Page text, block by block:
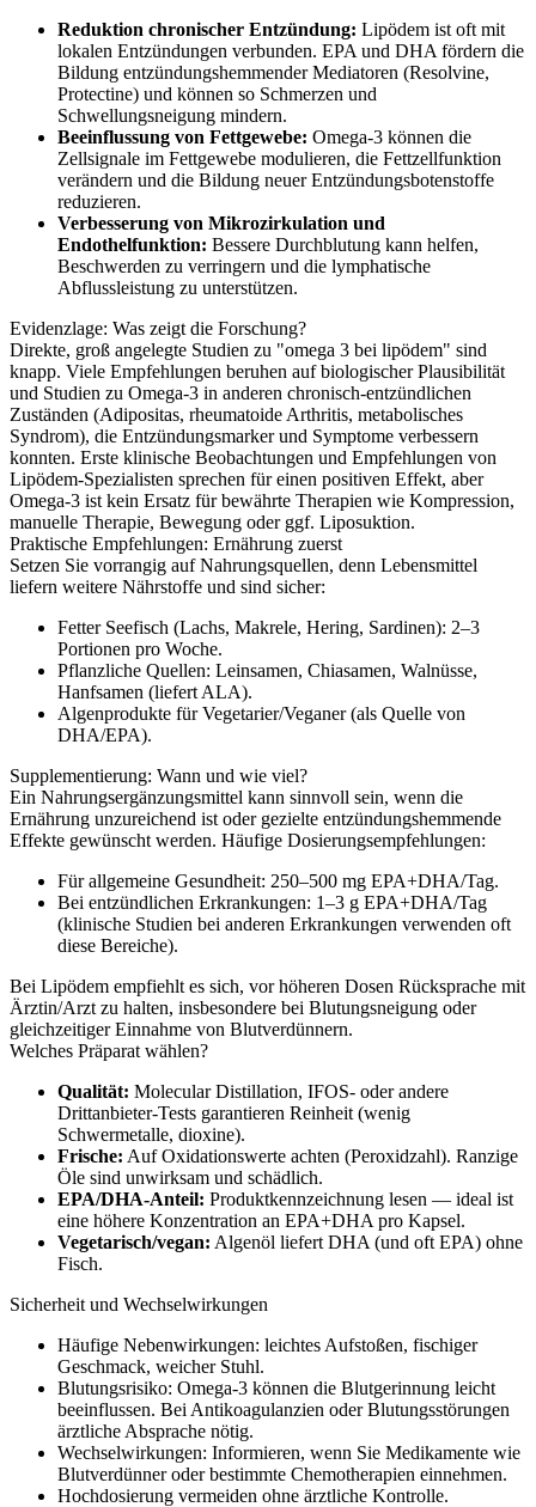
Reduktion chronischer Entzündung: Lipödem ist oft mit
lokalen Entzündungen verbunden. EPA und DHA fördern die
Bildung entzündungshemmender Mediatoren (Resolvine,
Protectine) und können so Schmerzen und
Schwellungsneigung mindern.
Beeinflussung von Fettgewebe: Omega‑3 können die
Zellsignale im Fettgewebe modulieren, die Fettzellfunktion
verändern und die Bildung neuer Entzündungsbotenstoffe
reduzieren.
Verbesserung von Mikrozirkulation und
Endothelfunktion: Bessere Durchblutung kann helfen,
Beschwerden zu verringern und die lymphatische
Abflussleistung zu unterstützen.
Evidenzlage: Was zeigt die Forschung?
Direkte, groß angelegte Studien zu "omega 3 bei lipödem" sind
knapp. Viele Empfehlungen beruhen auf biologischer Plausibilität
und Studien zu Omega‑3 in anderen chronisch‑entzündlichen
Zuständen (Adipositas, rheumatoide Arthritis, metabolisches
Syndrom), die Entzündungsmarker und Symptome verbessern
konnten. Erste klinische Beobachtungen und Empfehlungen von
Lipödem‑Spezialisten sprechen für einen positiven Effekt, aber
Omega‑3 ist kein Ersatz für bewährte Therapien wie Kompression,
manuelle Therapie, Bewegung oder ggf. Liposuktion.
Praktische Empfehlungen: Ernährung zuerst
Setzen Sie vorrangig auf Nahrungsquellen, denn Lebensmittel
liefern weitere Nährstoffe und sind sicher:
Fetter Seefisch (Lachs, Makrele, Hering, Sardinen): 2–3
Portionen pro Woche.
Pflanzliche Quellen: Leinsamen, Chiasamen, Walnüsse,
Hanfsamen (liefert ALA).
Algenprodukte für Vegetarier/Veganer (als Quelle von
DHA/EPA).
Supplementierung: Wann und wie viel?
Ein Nahrungsergänzungsmittel kann sinnvoll sein, wenn die
Ernährung unzureichend ist oder gezielte entzündungshemmende
Effekte gewünscht werden. Häufige Dosierungsempfehlungen:
Für allgemeine Gesundheit: 250–500 mg EPA+DHA/Tag.
Bei entzündlichen Erkrankungen: 1–3 g EPA+DHA/Tag
(klinische Studien bei anderen Erkrankungen verwenden oft
diese Bereiche).
Bei Lipödem empfiehlt es sich, vor höheren Dosen Rücksprache mit
Ärztin/Arzt zu halten, insbesondere bei Blutungsneigung oder
gleichzeitiger Einnahme von Blutverdünnern.
Welches Präparat wählen?
Qualität: Molecular Distillation, IFOS‑ oder andere
Drittanbieter‑Tests garantieren Reinheit (wenig
Schwermetalle, dioxine).
Frische: Auf Oxidationswerte achten (Peroxidzahl). Ranzige
Öle sind unwirksam und schädlich.
EPA/DHA‑Anteil: Produktkennzeichnung lesen — ideal ist
eine höhere Konzentration an EPA+DHA pro Kapsel.
Vegetarisch/vegan: Algenöl liefert DHA (und oft EPA) ohne
Fisch.
Sicherheit und Wechselwirkungen
Häufige Nebenwirkungen: leichtes Aufstoßen, fischiger
Geschmack, weicher Stuhl.
Blutungsrisiko: Omega‑3 können die Blutgerinnung leicht
beeinflussen. Bei Antikoagulanzien oder Blutungsstörungen
ärztliche Absprache nötig.
Wechselwirkungen: Informieren, wenn Sie Medikamente wie
Blutverdünner oder bestimmte Chemotherapien einnehmen.
Hochdosierung vermeiden ohne ärztliche Kontrolle.